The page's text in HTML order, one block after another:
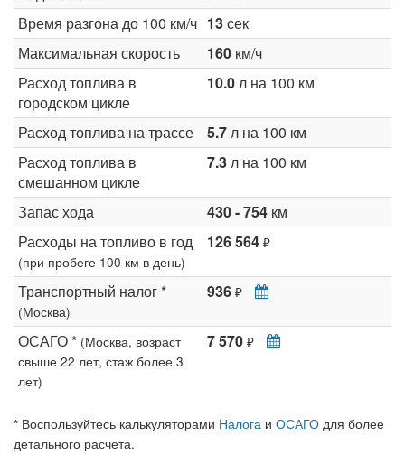
Время разгона до 100 км/ч 13сек
Максимальная скорость
160 км/ч
Расход топлива в
городском цикле
10.0л на 100 км
Расход топлива на трассе 5.7л на 100 км
Расход топлива в
смешанном цикле
7.3л на 100 км
Запас хода 430 - 754 км
Расходы на топливо в год
(при пробеге 100 км в день)
126 564 ₽
Транспортный налог *
(Москва)
936 ₽
ОСАГО * (Москва, возраст
свыше 22 лет, стаж более 3
лет)
7 570 ₽
* Воспользуйтесь калькуляторами Налога и ОСАГО для более
детального расчета.